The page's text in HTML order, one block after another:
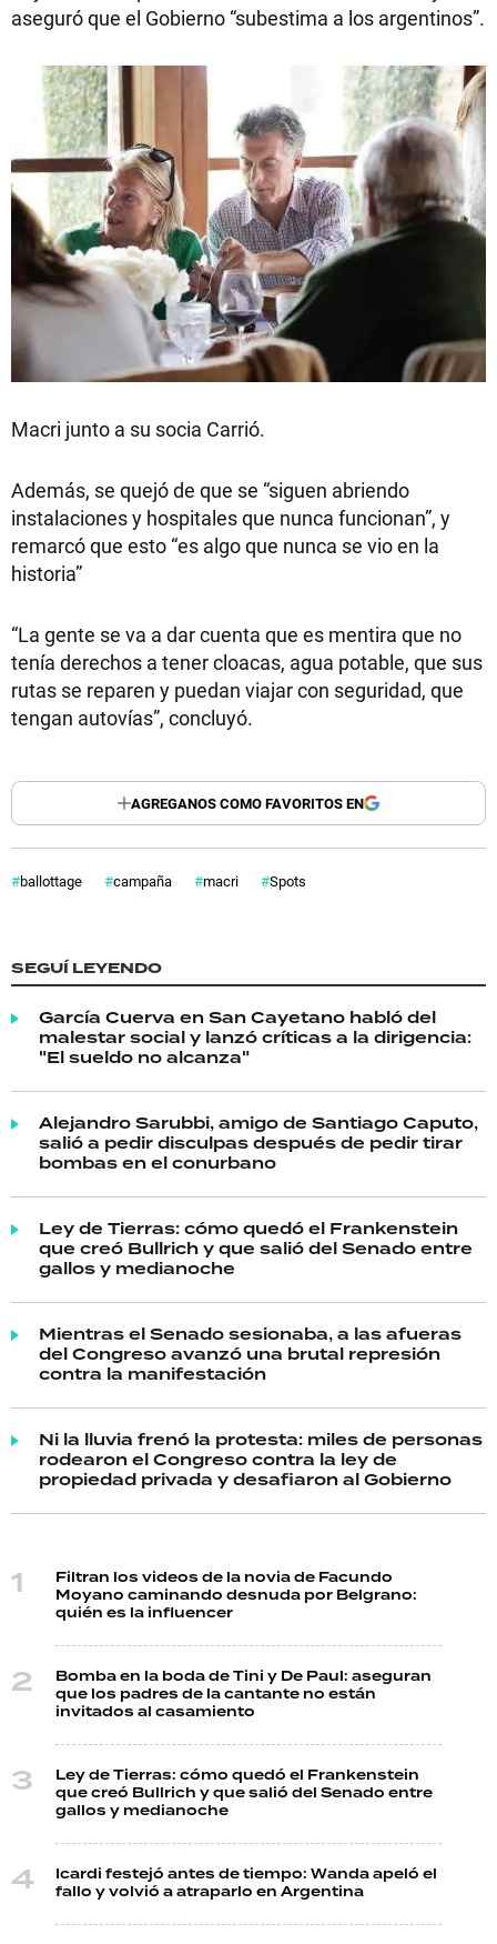
aseguró que el Gobierno “subestima a los argentinos”.
Macri junto a su socia Carrió.
Además, se quejó de que se “siguen abriendo
instalaciones y hospitales que nunca funcionan”, y
remarcó que esto “es algo que nunca se vio en la
historia”
“La gente se va a dar cuenta que es mentira que no
tenía derechos a tener cloacas, agua potable, que sus
rutas se reparen y puedan viajar con seguridad, que
tengan autovías”, concluyó.
AGREGANOS COMO FAVORITOS EN
ballottage campaña macri Spots
SEGUÍ LEYENDO
García Cuerva en San Cayetano habló del
malestar social y lanzó críticas a la dirigencia:
"El sueldo no alcanza"
Alejandro Sarubbi, amigo de Santiago Caputo,
salió a pedir disculpas después de pedir tirar
bombas en el conurbano
Ley de Tierras: cómo quedó el Frankenstein
que creó Bullrich y que salió del Senado entre
gallos y medianoche
Mientras el Senado sesionaba, a las afueras
del Congreso avanzó una brutal represión
contra la manifestación
Ni la lluvia frenó la protesta: miles de personas
rodearon el Congreso contra la ley de
propiedad privada y desafiaron al Gobierno
Filtran los videos de la novia de Facundo
Moyano caminando desnuda por Belgrano:
quién es la influencer
Bomba en la boda de Tini y De Paul: aseguran
que los padres de la cantante no están
invitados al casamiento
Ley de Tierras: cómo quedó el Frankenstein
que creó Bullrich y que salió del Senado entre
gallos y medianoche
Icardi festejó antes de tiempo: Wanda apeló el
fallo y volvió a atraparlo en Argentina